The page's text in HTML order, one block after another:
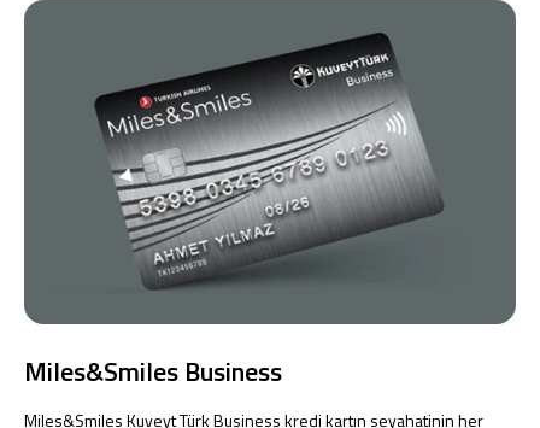
Miles&Smiles Business
Miles&Smiles Kuveyt Türk Business kredi kartın seyahatinin her